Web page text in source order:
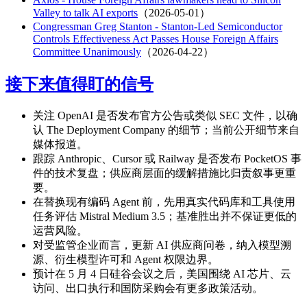
Valley to talk AI exports （2026-05-01）
Congressman Greg Stanton - Stanton-Led Semiconductor
Controls Effectiveness Act Passes House Foreign Affairs
Committee Unanimously （2026-04-22）
接下来值得盯的信号
关注 OpenAI 是否发布官方公告或类似 SEC 文件，以确
认 The Deployment Company 的细节；当前公开细节来自
媒体报道。
跟踪 Anthropic、Cursor 或 Railway 是否发布 PocketOS 事
件的技术复盘；供应商层面的缓解措施比归责叙事更重
要。
在替换现有编码 Agent 前，先用真实代码库和工具使用
任务评估 Mistral Medium 3.5；基准胜出并不保证更低的
运营风险。
对受监管企业而言，更新 AI 供应商问卷，纳入模型溯
源、衍生模型许可和 Agent 权限边界。
预计在 5 月 4 日硅谷会议之后，美国围绕 AI 芯片、云
访问、出口执行和国防采购会有更多政策活动。